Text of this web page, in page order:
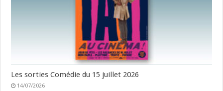
Les sorties Comédie du 15 juillet 2026
14/07/2026